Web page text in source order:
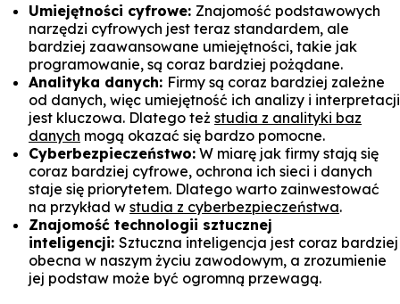
Umiejętności cyfrowe: Znajomość podstawowych
narzędzi cyfrowych jest teraz standardem, ale
bardziej zaawansowane umiejętności, takie jak
programowanie, są coraz bardziej pożądane.
Analityka danych: Firmy są coraz bardziej zależne
od danych, więc umiejętność ich analizy i interpretacji
jest kluczowa. Dlatego też studia z analityki baz
danych mogą okazać się bardzo pomocne.
Cyberbezpieczeństwo: W miarę jak firmy stają się
coraz bardziej cyfrowe, ochrona ich sieci i danych
staje się priorytetem. Dlatego warto zainwestować
na przykład w studia z cyberbezpieczeństwa.
Znajomość technologii sztucznej
inteligencji: Sztuczna inteligencja jest coraz bardziej
obecna w naszym życiu zawodowym, a zrozumienie
jej podstaw może być ogromną przewagą.